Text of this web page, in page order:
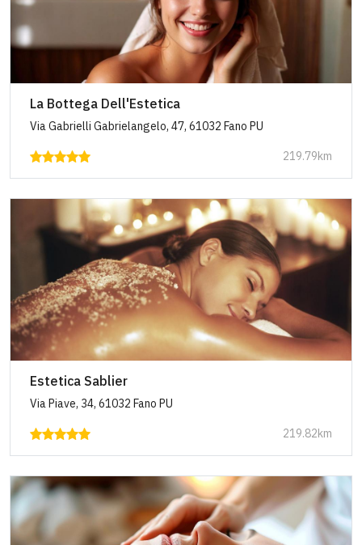
La Bottega Dell'Estetica
Via Gabrielli Gabrielangelo, 47, 61032 Fano PU
219.79km
Estetica Sablier
Via Piave, 34, 61032 Fano PU
219.82km